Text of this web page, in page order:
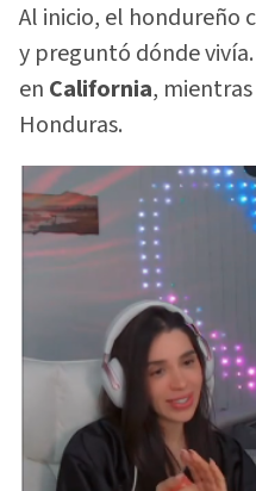
Al inicio, el hondureño
y preguntó dónde
en California,
Honduras.